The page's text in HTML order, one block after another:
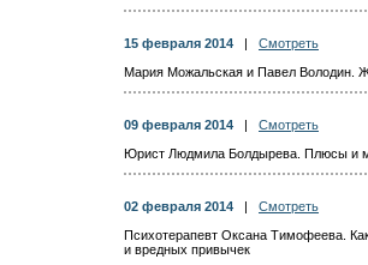
15 февраля 2014
Смотреть
Мария Можальская и Павел Володин.
09 февраля 2014
Смотреть
Юрист Людмила Болдырева. Плюсы и
02 февраля 2014
Смотреть
Психотерапевт Оксана Тимофеева.
и вредных привычек